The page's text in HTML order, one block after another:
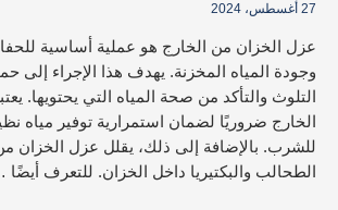
27 أغسطس، 2024
عزل الخزان من الخارج هو عملية أساسية
وجودة المياه المخزنة. يهدف هذا الإجراء إلى
التلوث والتأكد من صحة المياه التي يحتويها.
الخارج ضروريًا لضمان استمرارية توفير مياه
للشرب. بالإضافة إلى ذلك، يقلل عزل الخزان
الطحالب والبكتيريا داخل الخزان. للتعرف أيضًا